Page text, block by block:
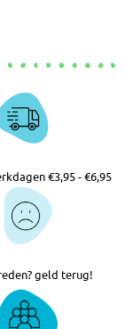
€3,95 - €6,95
geld terug!